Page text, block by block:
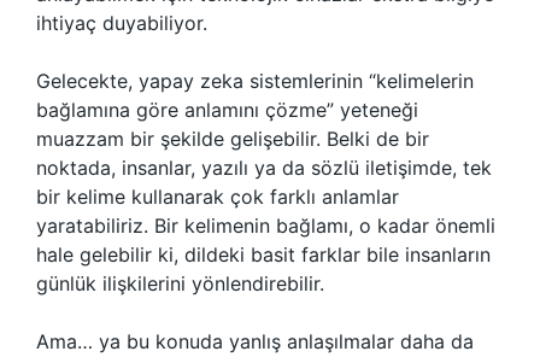
ihtiyaç duyabiliyor.
Gelecekte, yapay zeka sistemlerinin “kelimelerin
bağlamına göre anlamını çözme” yeteneği
muazzam bir şekilde gelişebilir. Belki de bir
noktada, insanlar, yazılı ya da sözlü iletişimde, tek
bir kelime kullanarak çok farklı anlamlar
yaratabiliriz. Bir kelimenin bağlamı, o kadar önemli
hale gelebilir ki, dildeki basit farklar bile insanların
günlük ilişkilerini yönlendirebilir.
Ama… ya bu konuda yanlış anlaşılmalar daha da